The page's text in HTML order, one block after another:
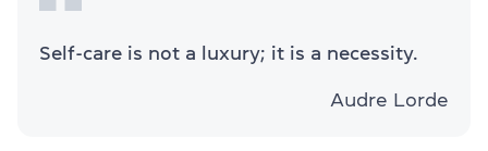
Self-care is not a luxury; it is a necessity.
Audre Lorde